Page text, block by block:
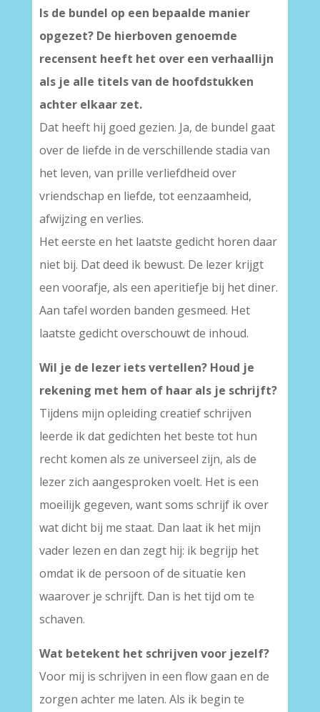
Is de bundel op een bepaalde manier
opgezet? De hierboven genoemde
recensent heeft het over een verhaallijn
als je alle titels van de hoofdstukken
achter elkaar zet.
Dat heeft hij goed gezien. Ja, de bundel gaat
over de liefde in de verschillende stadia van
het leven, van prille verliefdheid over
vriendschap en liefde, tot eenzaamheid,
afwijzing en verlies.
Het eerste en het laatste gedicht horen daar
niet bij. Dat deed ik bewust. De lezer krijgt
een voorafje, als een aperitiefje bij het diner.
Aan tafel worden banden gesmeed. Het
laatste gedicht overschouwt de inhoud.
Wil je de lezer iets vertellen? Houd je
rekening met hem of haar als je schrijft?
Tijdens mijn opleiding creatief schrijven
leerde ik dat gedichten het beste tot hun
recht komen als ze universeel zijn, als de
lezer zich aangesproken voelt. Het is een
moeilijk gegeven, want soms schrijf ik over
wat dicht bij me staat. Dan laat ik het mijn
vader lezen en dan zegt hij: ik begrijp het
omdat ik de persoon of de situatie ken
waarover je schrijft. Dan is het tijd om te
schaven.
Wat betekent het schrijven voor jezelf?
Voor mij is schrijven in een flow gaan en de
zorgen achter me laten. Als ik begin te